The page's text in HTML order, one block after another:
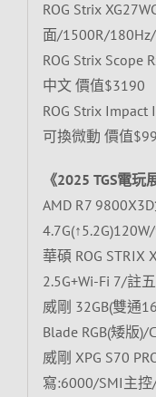
ROG Strix
面/1500R/
ROG Strix
中文 價值$3190
ROG Strix
可換微動 價值
《2025 TGS電
AMD R7
華碩 ROG STRIX
2.5G+Wi-Fi 7/註
威剛 32GB(雙通
Blade RGB(矮版)/
威剛 XPG S70
寫:6000/SMI主